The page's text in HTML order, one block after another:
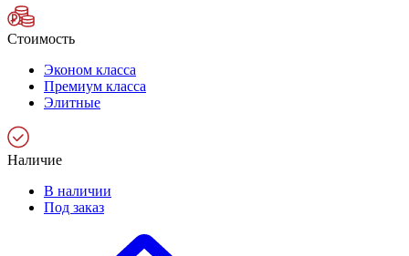
Стоимость
Эконом класса
Премиум класса
Элитные
Наличие
В наличии
Под заказ